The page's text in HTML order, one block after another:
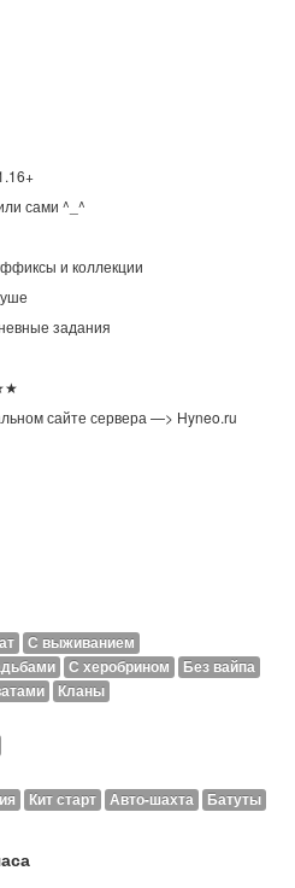
сами ^_^
и коллекции
задания
сайте сервера —> Hyneo.ru
С выживанием
С херобрином
Без вайпа
Кланы
Кит старт Авто-шахта
Батуты